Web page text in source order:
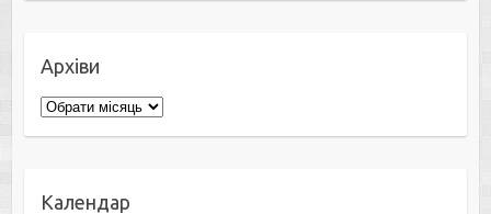
Архіви
Архіви
Календар